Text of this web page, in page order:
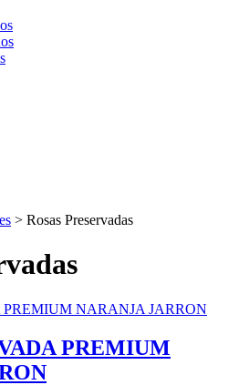
> Rosas Preservadas
PREMIUM